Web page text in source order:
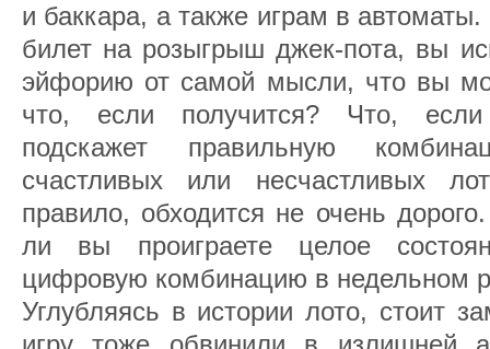
и баккара, а также играм в
билет на розыгрыш джек-пота, вы
эйфорию от самой мысли, что вы
что, если получится? Что, если
подскажет правильную
счастливых или несчастливых
правило, обходится не очень
ли вы проиграете целое
цифровую комбинацию в недельном
Углубляясь в истории лото, стоит